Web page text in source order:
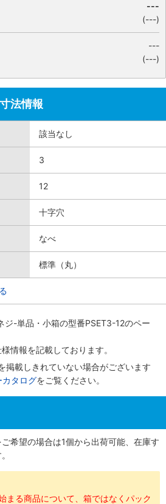
---
(---)
---
(---)
法情報
該当なし
3
12
十字穴
なべ
標準（丸）
ジ-単品・小箱の型番PSET3-12のペー
情報を記載しております。
掲載しきれていない場合がございます
カタログをご覧ください。
希望の場合は1個から出荷可能、在庫す
まる商品について、箱ではなくパック